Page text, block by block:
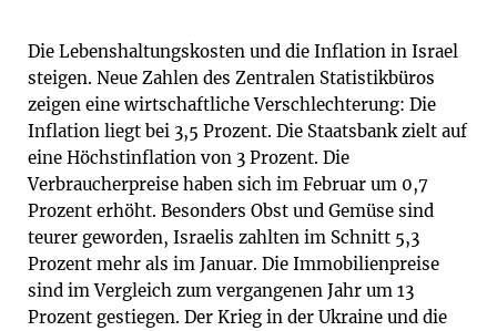
Die Lebenshaltungskosten und die Inflation in Israel
steigen. Neue Zahlen des Zentralen Statistikbüros
zeigen eine wirtschaftliche Verschlechterung: Die
Inflation liegt bei 3,5 Prozent. Die Staatsbank zielt auf
eine Höchstinflation von 3 Prozent. Die
Verbraucherpreise haben sich im Februar um 0,7
Prozent erhöht. Besonders Obst und Gemüse sind
teurer geworden, Israelis zahlten im Schnitt 5,3
Prozent mehr als im Januar. Die Immobilienpreise
sind im Vergleich zum vergangenen Jahr um 13
Prozent gestiegen. Der Krieg in der Ukraine und die